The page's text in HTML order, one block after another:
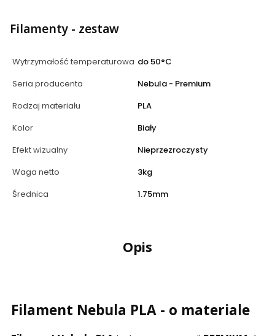
Filamenty - zestaw
Wytrzymałość temperaturowa do 50°C
Seria producenta
Nebula - Premium
Rodzaj materiału
PLA
Kolor
Biały
Efekt wizualny
Nieprzezroczysty
Waga netto
3kg
Średnica
1.75mm
Opis
Filament Nebula PLA - o materiale